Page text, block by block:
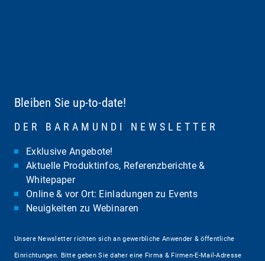
Bleiben Sie up-to-date!
DER BARAMUNDI NEWSLETTER
Exklusive Angebote!
Aktuelle Produktinfos, Referenzberichte &
Whitepaper
Online & vor Ort: Einladungen zu Events
Neuigkeiten zu Webinaren
Unsere Newsletter richten sich an gewerbliche Anwender & öffentliche
Einrichtungen. Bitte geben Sie daher eine Firma & Firmen-E-Mail-Adresse